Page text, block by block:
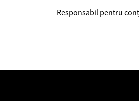
Responsabil pentru